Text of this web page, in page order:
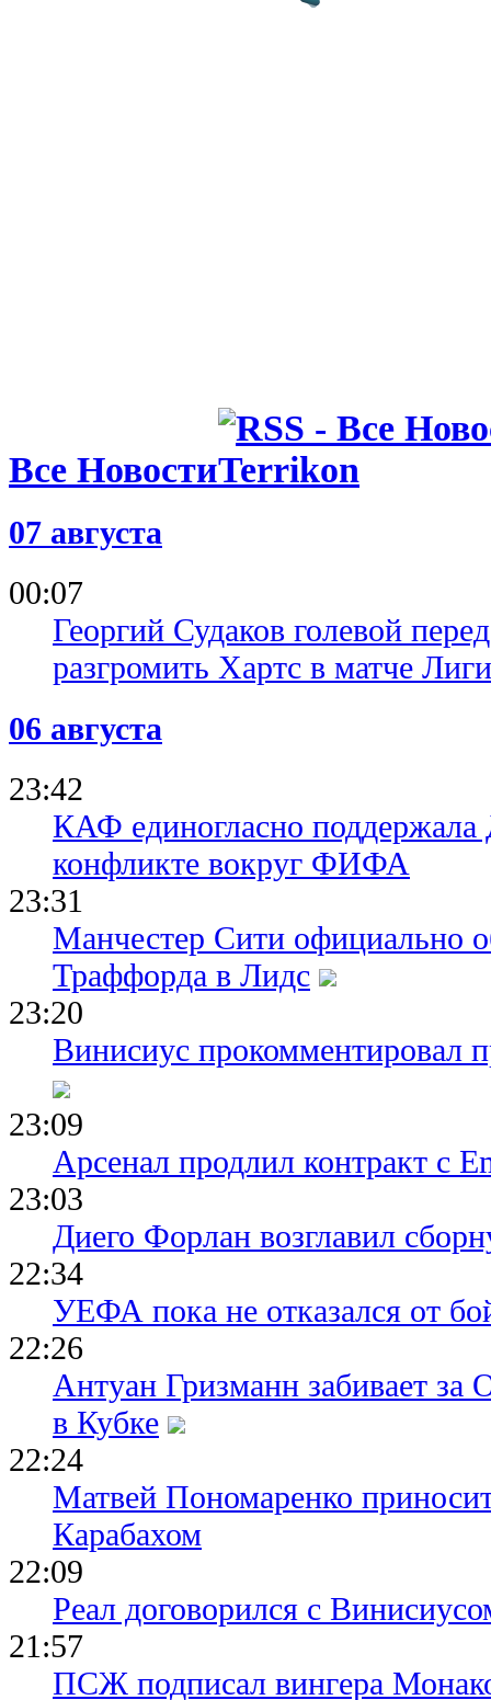
Все Новости
07 августа
00:07
Георгий Судаков голевой
разгромить Хартс в матче
06 августа
23:42
КАФ единогласно
конфликте вокруг ФИФА
23:31
Манчестер Сити официально
Траффорда в Лидс
23:20
Винисиус прокомментировал
23:09
Арсенал продлил контракт с
23:03
Диего Форлан возглавил
22:34
УЕФА пока не отказался от
22:26
Антуан Гризманн забивает за
в Кубке
22:24
Матвей Пономаренко
Карабахом
22:09
Реал договорился с
21:57
ПСЖ подписал вингера